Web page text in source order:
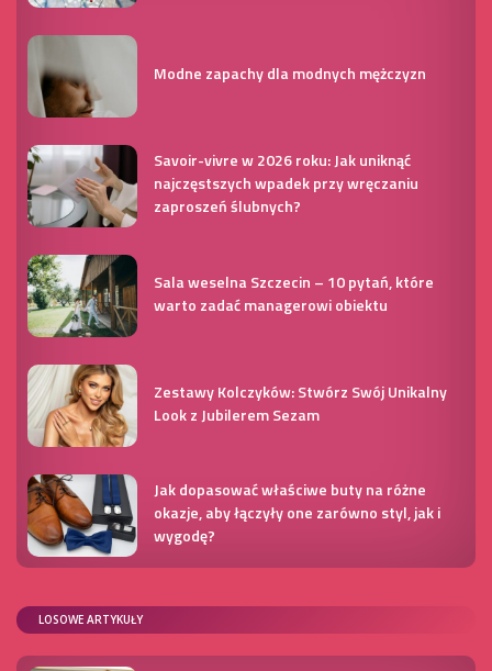
Modne zapachy dla modnych mężczyzn
Savoir-vivre w 2026 roku: Jak uniknąć
najczęstszych wpadek przy wręczaniu
zaproszeń ślubnych?
Sala weselna Szczecin – 10 pytań, które
warto zadać managerowi obiektu
Zestawy Kolczyków: Stwórz Swój Unikalny
Look z Jubilerem Sezam
Jak dopasować właściwe buty na różne
okazje, aby łączyły one zarówno styl, jak i
wygodę?
LOSOWE ARTYKUŁY